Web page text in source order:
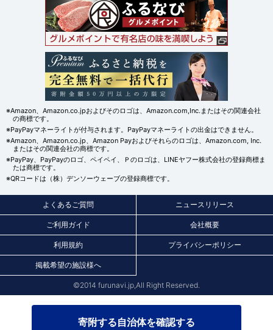
寄附する自治体を確認する
※Amazon、Amazon.co.jpおよびそのロゴは、Amazon.com,Inc.またはその関連会社
の商標です。
※PayPayマネーライトが付与されます。PayPayマネーライトの出金はできません。
※Amazon、Amazon.co.jp、Amazon Payおよびそれらのロゴは、Amazon.com, Inc.
またはその関連会社の商標です。
※PayPay、PayPayのロゴ、ペイペイ、Ｐのロゴは、LINEヤフー株式会社の登録商標ま
たは商標です。
※QRコードは（株）デンソーウェーブの登録商標です。
よくあるご質問 ニュースリリース
ご利用ガイド 会社概要
利用規約 プライバシーポリシー
掲載希望の施設様へ
©2014 furunavi.jp,All Right Reserved.